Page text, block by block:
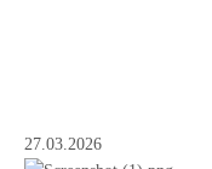
27.03.2026